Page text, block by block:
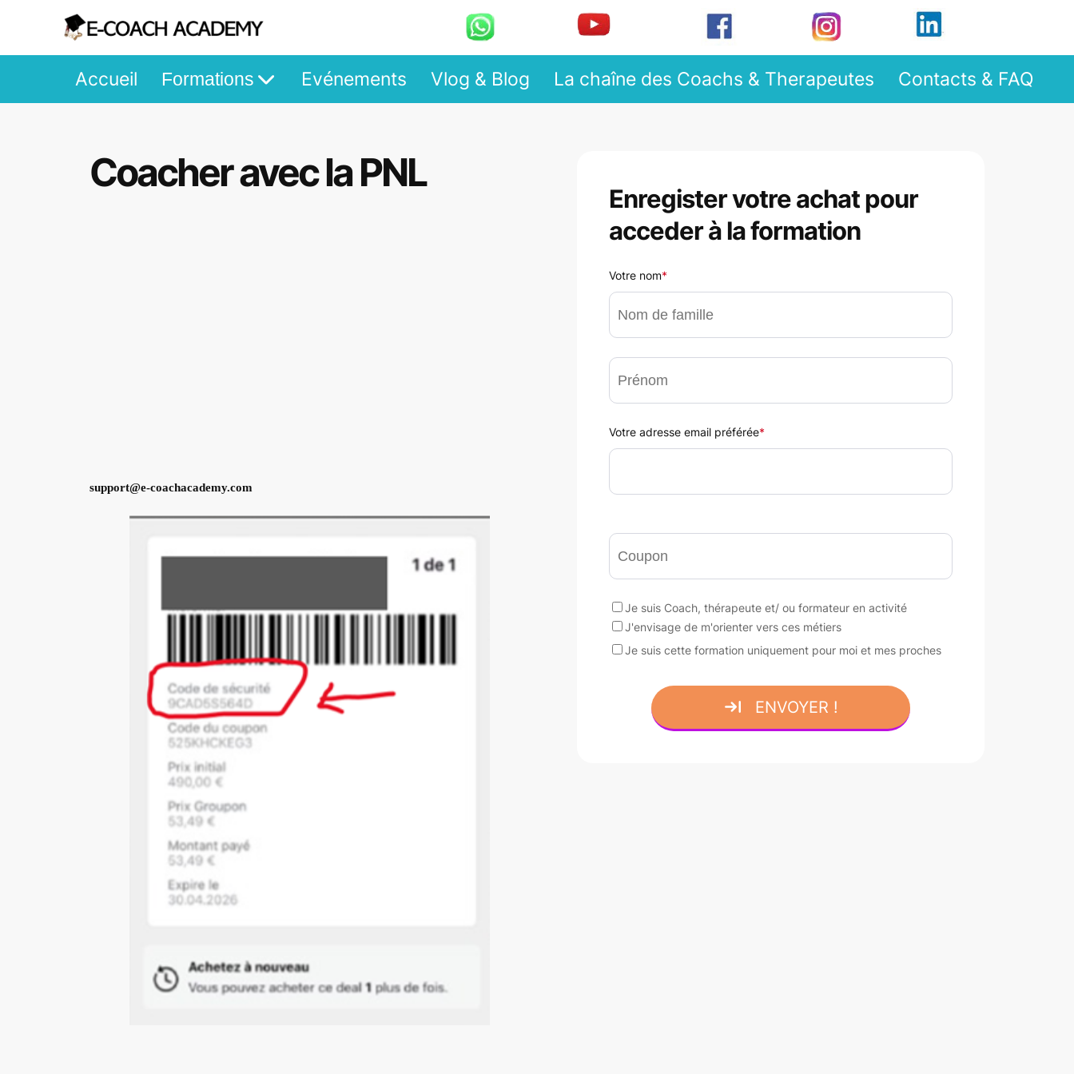
Accueil Formations Evénements Vlog & Blog La chaîne des Coachs & Therapeutes Contacts & FAQ
Coacher avec la PNL
support@e-coachacademy.com
Enregister votre achat pour
acceder à la formation
Votre nom*
Votre adresse email préférée*
Je suis Coach, thérapeute et/ ou formateur en activité
J'envisage de m'orienter vers ces métiers
Je suis cette formation uniquement pour moi et mes proches
ENVOYER !